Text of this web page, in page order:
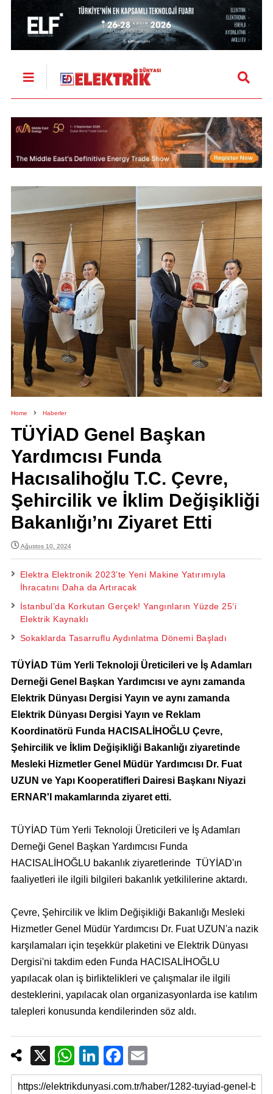
Home Haberler
TÜYİAD Genel Başkan
Yardımcısı Funda
Hacısalihoğlu T.C. Çevre,
Şehircilik ve İklim Değişikliği
Bakanlığı’nı Ziyaret Etti
Ağustos 10, 2024
Elektra Elektronik 2023’te Yeni Makine Yatırımıyla
İhracatını Daha da Artıracak
İstanbul’da Korkutan Gerçek! Yangınların Yüzde 25’i
Elektrik Kaynaklı
Sokaklarda Tasarruflu Aydınlatma Dönemi Başladı
TÜYİAD Tüm Yerli Teknoloji Üreticileri ve İş Adamları
Derneği Genel Başkan Yardımcısı ve aynı zamanda
Elektrik Dünyası Dergisi Yayın ve aynı zamanda
Elektrik Dünyası Dergisi Yayın ve Reklam
Koordinatörü Funda HACISALİHOĞLU Çevre,
Şehircilik ve İklim Değişikliği Bakanlığı ziyaretinde
Mesleki Hizmetler Genel Müdür Yardımcısı Dr. Fuat
UZUN ve Yapı Kooperatifleri Dairesi Başkanı Niyazi
ERNAR'I makamlarında ziyaret etti.
TÜYİAD Tüm Yerli Teknoloji Üreticileri ve İş Adamları
Derneği Genel Başkan Yardımcısı Funda
HACISALİHOĞLU bakanlık ziyaretlerinde TÜYİAD'ın
faaliyetleri ile ilgili bilgileri bakanlık yetkililerine aktardı.
Çevre, Şehircilik ve İklim Değişikliği Bakanlığı Mesleki
Hizmetler Genel Müdür Yardımcısı Dr. Fuat UZUN'a nazik
karşılamaları için teşekkür plaketini ve Elektrik Dünyası
Dergisi'ni takdim eden Funda HACISALİHOĞLU
yapılacak olan iş birliktelikleri ve çalışmalar ile ilgili
desteklerini, yapılacak olan organizasyonlarda ise katılım
talepleri konusunda kendilerinden söz aldı.
X
W
h
Li
n
F
a
m